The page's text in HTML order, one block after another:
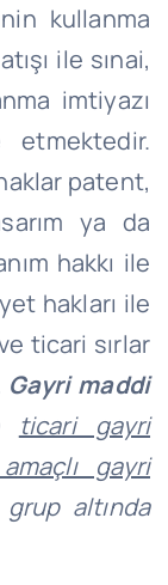
kullanma
ile sınai,
imtiyazı
etmektedir.
patent,
ya da
hakkı ile
hakları ile
ticari sırlar
Gayri maddi
ticari gayri
gayri
altında